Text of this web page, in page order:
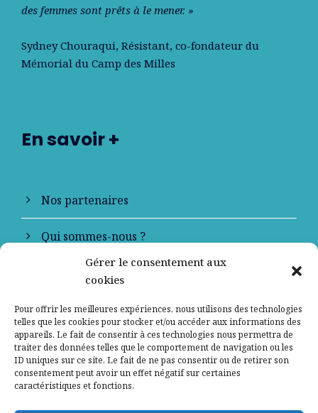
Gérer le consentement aux
cookies
Pour offrir les meilleures expériences, nous utilisons des technologies
telles que les cookies pour stocker et/ou accéder aux informations des
appareils. Le fait de consentir à ces technologies nous permettra de
traiter des données telles que le comportement de navigation ou les
ID uniques sur ce site. Le fait de ne pas consentir ou de retirer son
consentement peut avoir un effet négatif sur certaines
caractéristiques et fonctions.
des femmes sont prêts à le mener. »
Sydney Chouraqui, Résistant, co-fondateur du
Mémorial du Camp des Milles
En savoir +
Nos partenaires
Qui sommes-nous ?
Contactez-nous
Mentions légales
Politique de confidentialité